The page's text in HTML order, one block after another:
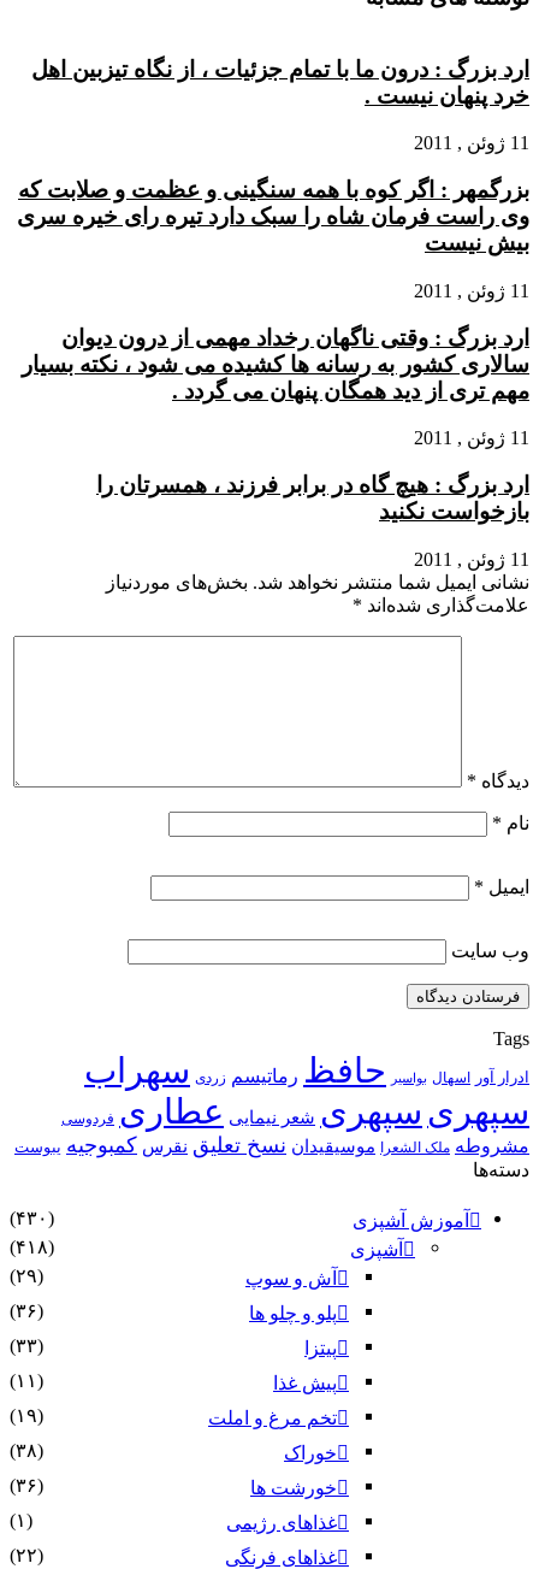
ارد بزرگ : درون ما با تمام جزئیات ، از نگاه تیزبین اهل
خرد پنهان نیست .
11 ژوئن , 2011
بزرگمهر : اگر کوه با همه سنگینی و عظمت و صلابت که
وی راست فرمان شاه را سبک دارد تیره رای خیره سری
بیش نیست
11 ژوئن , 2011
ارد بزرگ : وقتی ناگهان رخداد مهمی از درون دیوان
سالاری کشور به رسانه ها کشیده می شود ، نکته بسیار
مهم تری از دید همگان پنهان می گردد .
11 ژوئن , 2011
ارد بزرگ : هیچ گاه در برابر فرزند ، همسرتان را
بازخواست نکنید
11 ژوئن , 2011
نشانی ایمیل شما منتشر نخواهد شد. بخش‌های موردنیاز
علامت‌گذاری شده‌اند *
دیدگاه *
نام *
ایمیل *
وب‌ سایت
Tags
ادرار آور اسهال بواسیر حافظ رماتیسم زردی سهراب
سپهری سپهری شعر نیمایی عطاری فردوسی
مشروطه ملک الشعرا موسیقیدان نسخ تعلیق نقرس کمبوجیه یبوست
دسته‌ها
آموزش آشپزی
(۴۳۰)
آشپزی
(۴۱۸)
آش و سوپ
(۲۹)
پلو و چلو ها
(۳۶)
پیتزا
(۳۳)
پیش غذا
(۱۱)
تخم مرغ و املت
(۱۹)
خوراک
(۳۸)
خورشت ها
(۳۶)
غذاهای رژیمی
(۱)
غذاهای فرنگی
(۲۲)